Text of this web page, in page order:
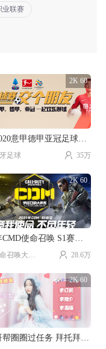
业联赛
2K 60
20212020意甲德甲亚冠足球赛事直播。
足球 35万
2K 60
2021年CMD使命召唤 S1赛季视频直播。
28.6万
2K 60
求大哥帮圈圈过任务 拜托拜托~